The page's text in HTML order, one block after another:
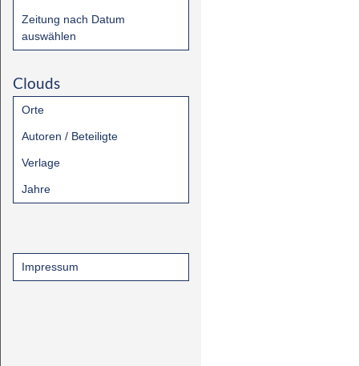
Zeitung nach Datum
auswählen
Clouds
Orte
Autoren / Beteiligte
Verlage
Jahre
Impressum